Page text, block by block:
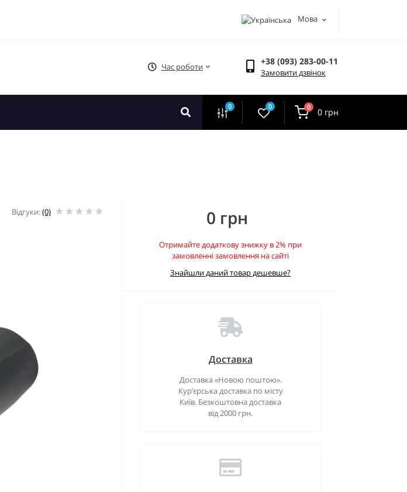
Мова
Час роботи +38 (093) 283-00-11
Замовити дзвінок
0 0 0 0 грн
Відгуки:(0) 0 грн
Отримайте додаткову знижку в 2% при
замовленні замовлення на сайті
Знайшли даний товар дешевше?
Доставка
Доставка «Новою поштою».
Кур’єрська доставка по місту
Київ. Безкоштовна доставка
від 2000 грн.